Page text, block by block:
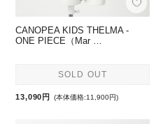
CANOPEA KIDS THELMA -
ONE PIECE（Mar …
SOLD OUT
13,090円 (本体価格:11,900円)